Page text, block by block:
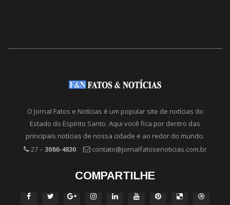
O Jornal Fatos e Notícias é um popular site de notícias do
Estado do Espírito Santo. Aqui você fica por dentro das
principais notícias de nossa cidade e ao redor do mundo.
27 – 3086-4830 contato@jornalfatosenoticias.com.br
COMPARTILHE